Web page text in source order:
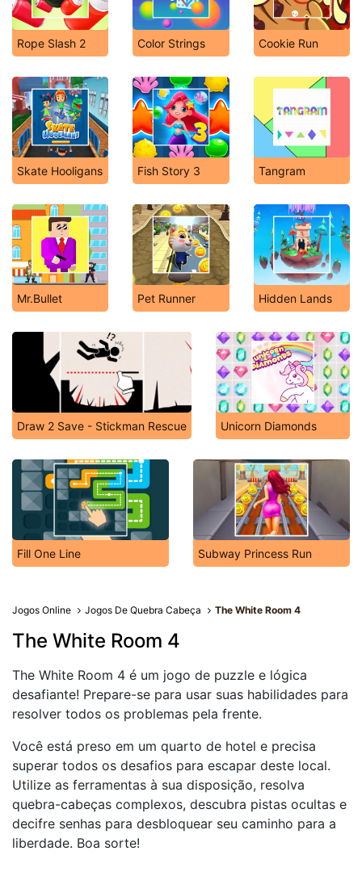
Rope Slash 2 Color Strings Cookie Run
Skate Hooligans Fish Story 3 Tangram
Mr.Bullet Pet Runner Hidden Lands
Draw 2 Save - Stickman Rescue Unicorn Diamonds
Fill One Line Subway Princess Run
Jogos Online Jogos De Quebra Cabeça The White Room 4
The White Room 4
The White Room 4 é um jogo de puzzle e lógica
desafiante! Prepare-se para usar suas habilidades para
resolver todos os problemas pela frente.
Você está preso em um quarto de hotel e precisa
superar todos os desafios para escapar deste local.
Utilize as ferramentas à sua disposição, resolva
quebra-cabeças complexos, descubra pistas ocultas e
decifre senhas para desbloquear seu caminho para a
liberdade. Boa sorte!